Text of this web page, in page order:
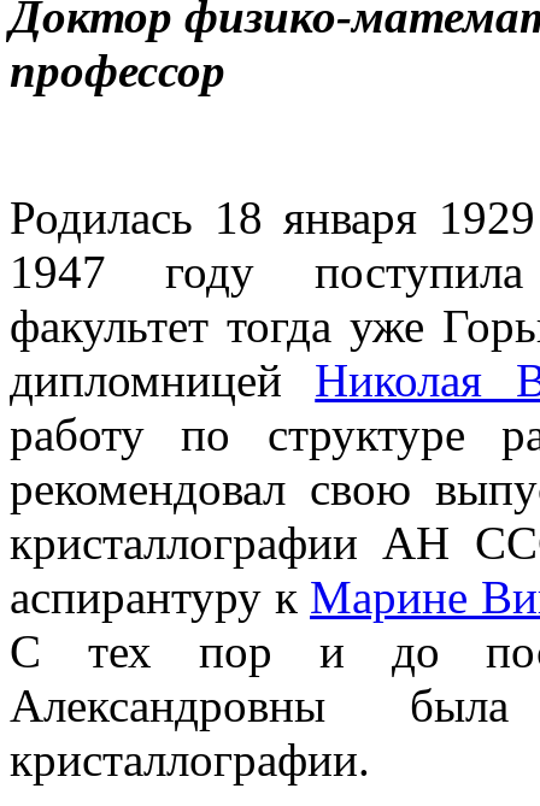
Доктор физико-
профессор
Родилась 18 января
1947 году поступила
факультет тогда уже
дипломницей Николая
работу по структуре
рекомендовал свою
кристаллографии АН
аспирантуру к Марине
С тех пор и до
Александровны
кристаллографии.